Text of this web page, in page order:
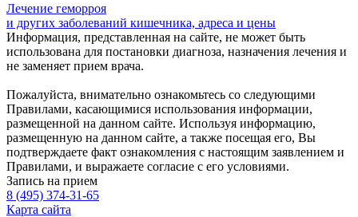
Лечение геморроя
и других заболеваний кишечника, адреса и цены
Информация, представленная на сайте, не может быть
использована для постановки диагноза, назначения лечения и
не заменяет прием врача.
Пожалуйста, внимательно ознакомьтесь со следующими
Правилами, касающимися использования информации,
размещенной на данном сайте. Используя информацию,
размещенную на данном сайте, а также посещая его, Вы
подтверждаете факт ознакомления с настоящим заявлением и
Правилами, и выражаете согласие с его условиями.
Запись на прием
8 (495) 374-31-65
Карта сайта